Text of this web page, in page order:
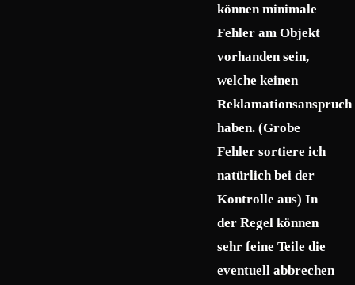
können minimale
Fehler am Objekt
vorhanden sein,
welche keinen
Reklamationsanspruch
haben. (Grobe
Fehler sortiere ich
natürlich bei der
Kontrolle aus) In
der Regel können
sehr feine Teile die
eventuell abbrechen